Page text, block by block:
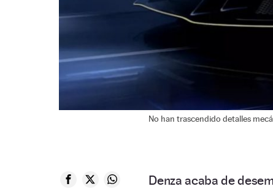
No han trascendido detalles
Denza acaba de